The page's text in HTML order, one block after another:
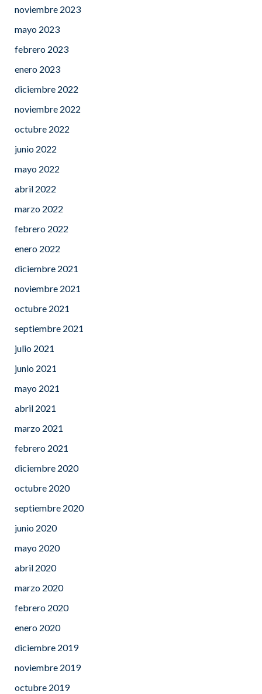
noviembre 2023
mayo 2023
febrero 2023
enero 2023
diciembre 2022
noviembre 2022
octubre 2022
junio 2022
mayo 2022
abril 2022
marzo 2022
febrero 2022
enero 2022
diciembre 2021
noviembre 2021
octubre 2021
septiembre 2021
julio 2021
junio 2021
mayo 2021
abril 2021
marzo 2021
febrero 2021
diciembre 2020
octubre 2020
septiembre 2020
junio 2020
mayo 2020
abril 2020
marzo 2020
febrero 2020
enero 2020
diciembre 2019
noviembre 2019
octubre 2019